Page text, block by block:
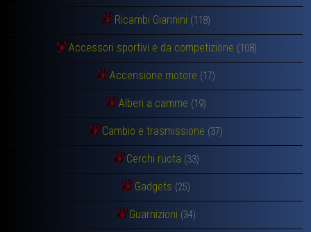
Ricambi Giannini (118)
Accessori sportivi e da competizione (108)
Accensione motore (17)
Alberi a camme (19)
Cambio e trasmissione (37)
Cerchi ruota (33)
Gadgets (25)
Guarnizioni (34)